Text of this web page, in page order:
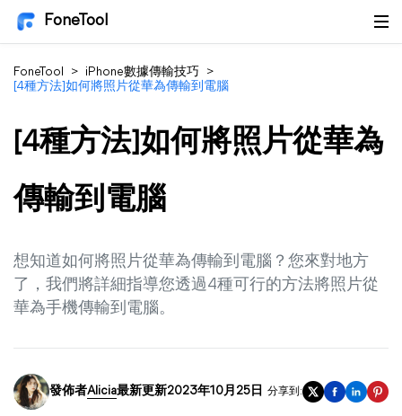
FoneTool
FoneTool > iPhone數據傳輸技巧
>
[4種方法]如何將照片從華為傳輸到電腦
[4種方法]如何將照片從華為
傳輸到電腦
想知道如何將照片從華為傳輸到電腦？您來對地方
了，我們將詳細指導您透過4種可行的方法將照片從
華為手機傳輸到電腦。
發佈者Alicia最新更新2023年10月25日 分享到: